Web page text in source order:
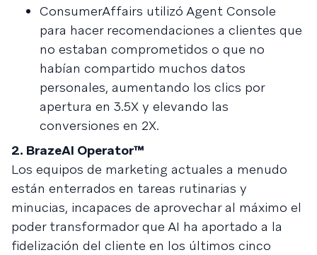
ConsumerAffairs utilizó Agent Console
para hacer recomendaciones a clientes que
no estaban comprometidos o que no
habían compartido muchos datos
personales, aumentando los clics por
apertura en 3.5X y elevando las
conversiones en 2X.
2. BrazeAI Operator™
Los equipos de marketing actuales a menudo
están enterrados en tareas rutinarias y
minucias, incapaces de aprovechar al máximo el
poder transformador que AI ha aportado a la
fidelización del cliente en los últimos cinco